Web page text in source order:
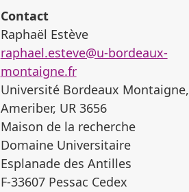
Contact
Raphaël Estève
raphael.esteve@u-bordeaux-
montaigne.fr
Université Bordeaux Montaigne,
Ameriber, UR 3656
Maison de la recherche
Domaine Universitaire
Esplanade des Antilles
F-33607 Pessac Cedex